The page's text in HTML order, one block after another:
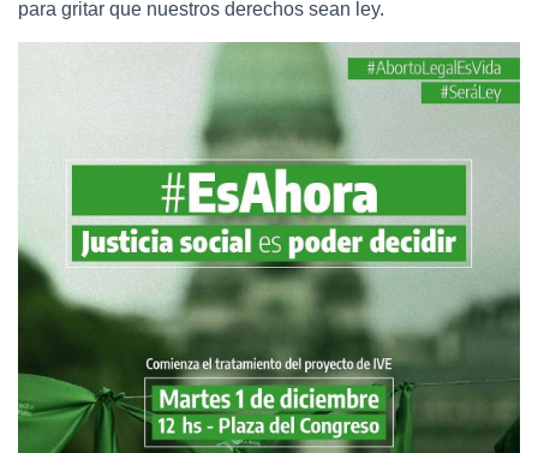
para gritar que nuestros derechos sean ley.